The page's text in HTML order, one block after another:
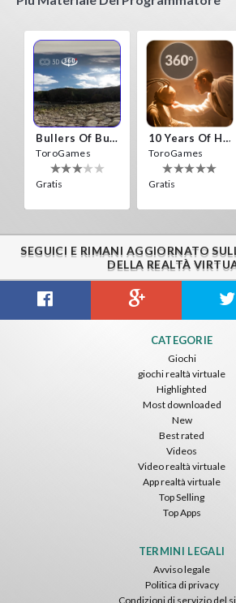
Bullers Of Buchan Aberdeen
ToroGames
Gratis
10 Years Of Horror Nights
ToroGames
Gratis
Caminandes
ToroGames
Gratis
SEGUICI E RIMANI AGGIORNATO
DELLA REALTÀ
CATEGORIE
Giochi
giochi realtà virtuale
Highlighted
Most downloaded
New
Best rated
Videos
Video realtà virtuale
App realtà virtuale
Top Selling
Top Apps
TERMINI LEGALI
Avviso legale
Politica di privacy
Condizioni di servizio del